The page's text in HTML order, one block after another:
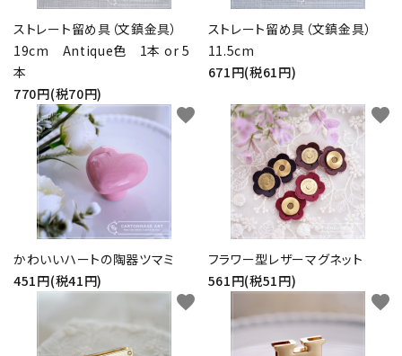
ストレート留め具（文鎮金具）
19cm Antique色 1本 or 5
本
770円(税70円)
ストレート留め具（文鎮金具）
11.5cm
671円(税61円)
かわいいハートの陶器ツマミ
451円(税41円)
favorite
フラワー型レザーマグネット
561円(税51円)
favorite
favorite favorite